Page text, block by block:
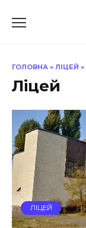
до
ГОЛОВНА » ЛІЦЕЙ »
Ліцей
ЛІЦЕЙ